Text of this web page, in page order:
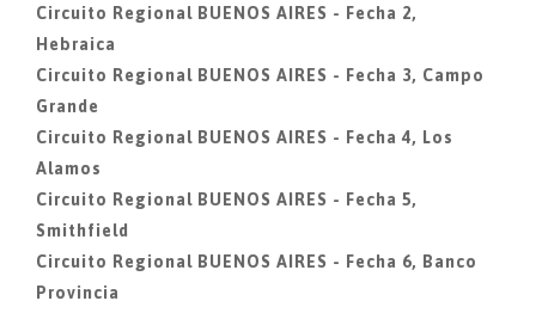
Circuito Regional BUENOS AIRES - Fecha 2,
Hebraica
Circuito Regional BUENOS AIRES - Fecha 3, Campo
Grande
Circuito Regional BUENOS AIRES - Fecha 4, Los
Alamos
Circuito Regional BUENOS AIRES - Fecha 5,
Smithfield
Circuito Regional BUENOS AIRES - Fecha 6, Banco
Provincia